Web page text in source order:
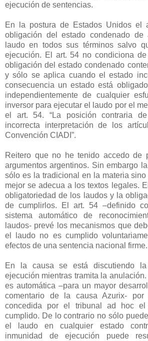
ejecución de sentencias.
En la postura de Estados Unidos el
obligación del estado condenado de
laudo en todos sus términos salvo
ejecución. El art. 54 no condiciona
obligación del estado condenado
y sólo se aplica cuando el estado
consecuencia un estado está
independientemente de cualquier
inversor para ejecutar el laudo por el
el art. 54. “La posición contraria
incorrecta interpretación de los
Convención CIADI ”.
Reitero que no he tenido accedo de
argumentos argentinos. Sin embargo
sólo es la tradicional en la materia
mejor se adecua a los textos legales.
obligatoriedad de los laudos y la
de cumplirlos. El art. 54 –definido
sistema automático de
laudos- prevé los mecanismos que
el laudo no es cumplido
efectos de una sentencia nacional firme.
En la causa se está discutiendo
ejecución mientras tramita la
es automática –para un mayor
comentario de la causa Azurix-
concedida por el tribunal ad hoc
cumplido. De lo contrario no sólo
el laudo en cualquier estado
inmunidad de ejecución puede